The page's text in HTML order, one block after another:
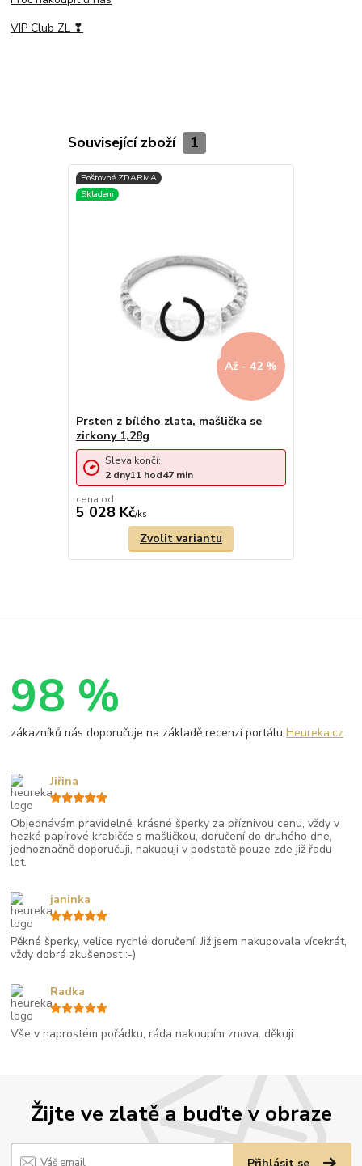
VIP Club ZL ❣
Související zboží 1
Až - 42 %
Prsten z bílého zlata, mašlička se
zirkony 1,28g
cena od
5 028 Kč/ks
Sleva končí:
2 dny11 hod47 min
Zvolit variantu
Žijte ve zlatě a buďte v obraze
98 %
zákazníků nás doporučuje na základě recenzí portáluHeureka.cz
Objednávám pravidelně, krásné šperky za příznivou cenu, vždy v
hezké papírové krabičče s mašličkou, doručení do druhého dne,
jednoznačně doporučuji, nakupuji v podstatě pouze zde již řadu
let.
Jiřina
Pěkné šperky, velice rychlé doručení. Již jsem nakupovala vícekrát,
vždy dobrá zkušenost :-)
janinka
Vše v naprostém pořádku, ráda nakoupím znova. děkuji
Radka